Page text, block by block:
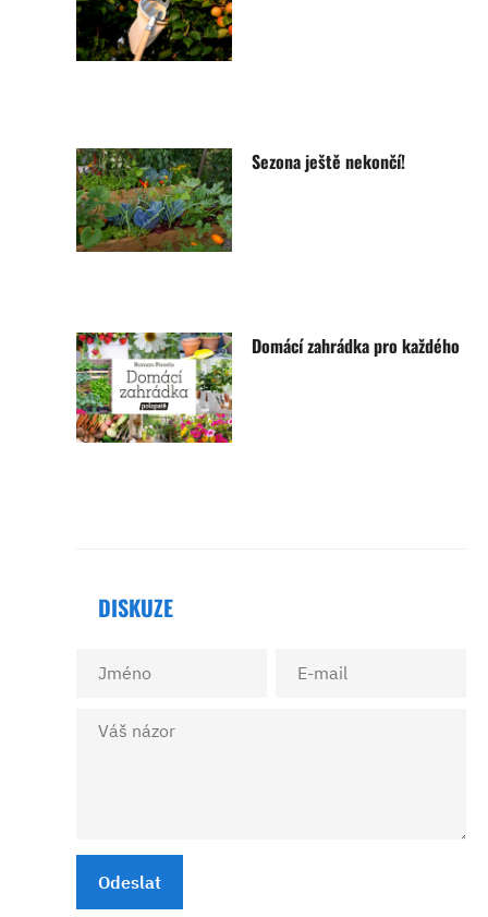
Sezona ještě nekončí!
Domácí zahrádka pro každého
DISKUZE
Odeslat